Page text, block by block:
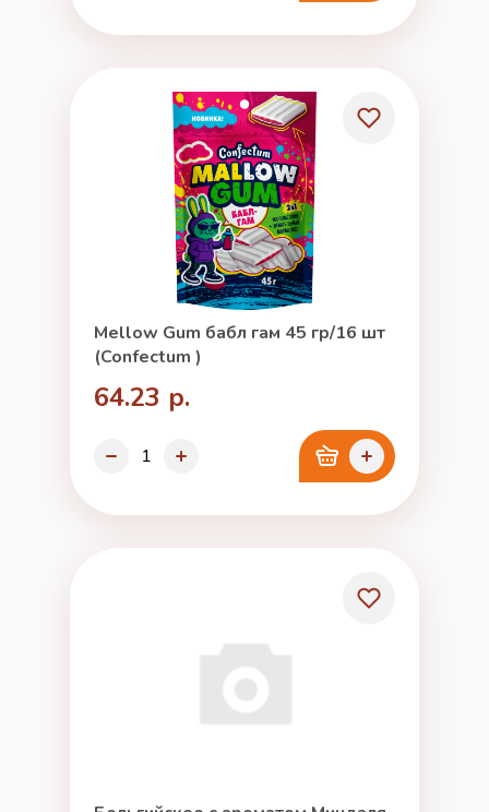
Mellow Gum бабл гам 45 гр/16 шт
(Confectum )
64.23 р.